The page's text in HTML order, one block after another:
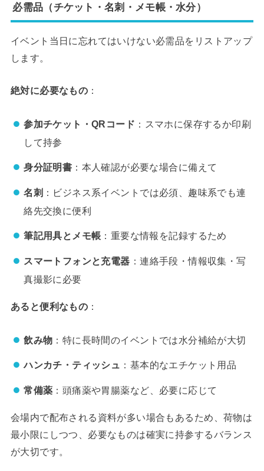
必需品（チケット・名刺・メモ帳・水分）
イベント当日に忘れてはいけない必需品をリストアップ
します。
絶対に必要なもの ：
参加チケット・QRコード ：スマホに保存するか印刷
して持参
身分証明書 ：本人確認が必要な場合に備えて
名刺 ：ビジネス系イベントでは必須、趣味系でも連
絡先交換に便利
筆記用具とメモ帳 ：重要な情報を記録するため
スマートフォンと充電器 ：連絡手段・情報収集・写
真撮影に必要
あると便利なもの ：
飲み物 ：特に長時間のイベントでは水分補給が大切
ハンカチ・ティッシュ ：基本的なエチケット用品
常備薬 ：頭痛薬や胃腸薬など、必要に応じて
会場内で配布される資料が多い場合もあるため、荷物は
最小限にしつつ、必要なものは確実に持参するバランス
が大切です。